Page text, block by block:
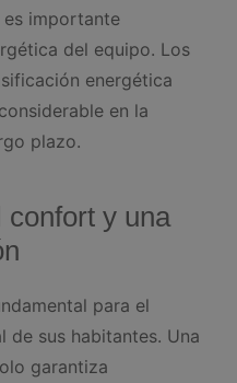
es importante
del equipo. Los
energética
en la
plazo.
confort y una
para el
de sus habitantes. Una
garantiza